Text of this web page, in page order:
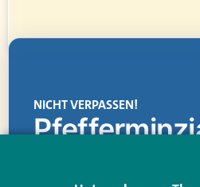
NICHT VERPASSEN!